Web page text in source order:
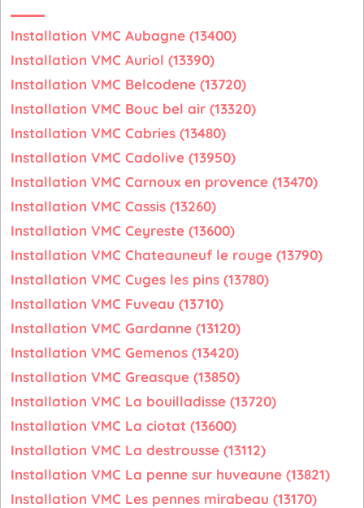
Installation VMC Aubagne (13400)
Installation VMC Auriol (13390)
Installation VMC Belcodene (13720)
Installation VMC Bouc bel air (13320)
Installation VMC Cabries (13480)
Installation VMC Cadolive (13950)
Installation VMC Carnoux en provence (13470)
Installation VMC Cassis (13260)
Installation VMC Ceyreste (13600)
Installation VMC Chateauneuf le rouge (13790)
Installation VMC Cuges les pins (13780)
Installation VMC Fuveau (13710)
Installation VMC Gardanne (13120)
Installation VMC Gemenos (13420)
Installation VMC Greasque (13850)
Installation VMC La bouilladisse (13720)
Installation VMC La ciotat (13600)
Installation VMC La destrousse (13112)
Installation VMC La penne sur huveaune (13821)
Installation VMC Les pennes mirabeau (13170)